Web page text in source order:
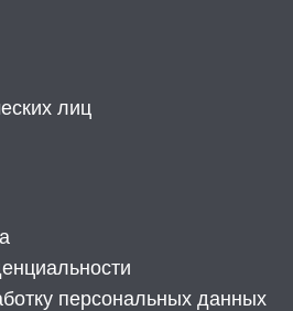
лиц
персональных данных